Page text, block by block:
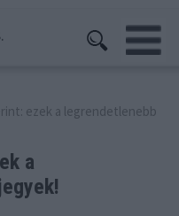
ezek a legrendetlenebb
a